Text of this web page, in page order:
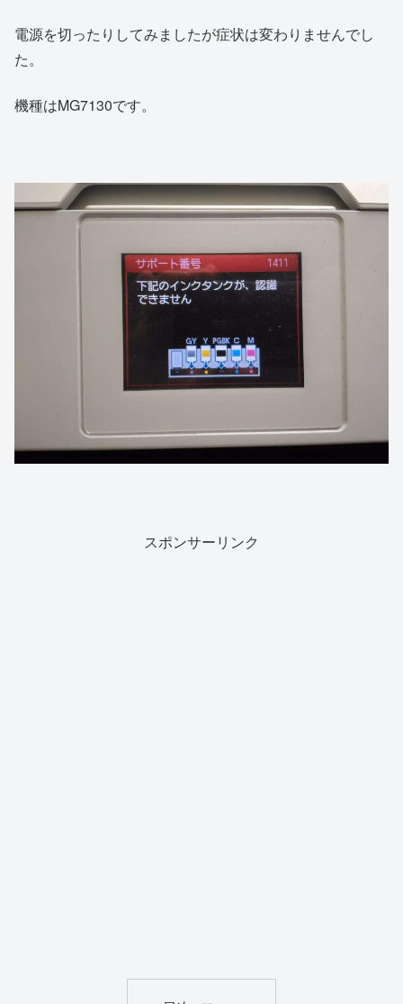
電源を切ったりしてみましたが症状は変わりませんでし
た。
機種はMG7130です。
スポンサーリンク